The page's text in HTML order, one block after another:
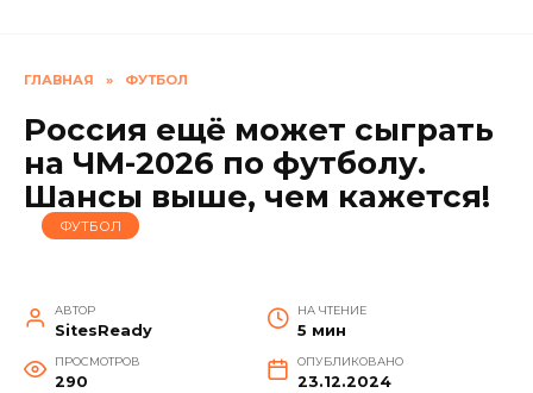
ГЛАВНАЯ » ФУТБОЛ
Россия ещё может сыграть
на ЧМ-2026 по футболу.
Шансы выше, чем кажется!
ФУТБОЛ
АВТОР
SitesReady
НА ЧТЕНИЕ
5 мин
ПРОСМОТРОВ
290
ОПУБЛИКОВАНО
23.12.2024